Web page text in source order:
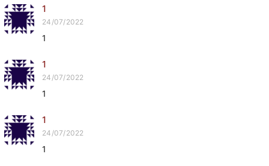
1
24/07/2022
1
1
24/07/2022
1
1
24/07/2022
1